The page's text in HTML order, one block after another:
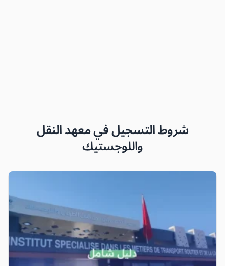
شروط التسجيل في معهد النقل
واللوجستيك